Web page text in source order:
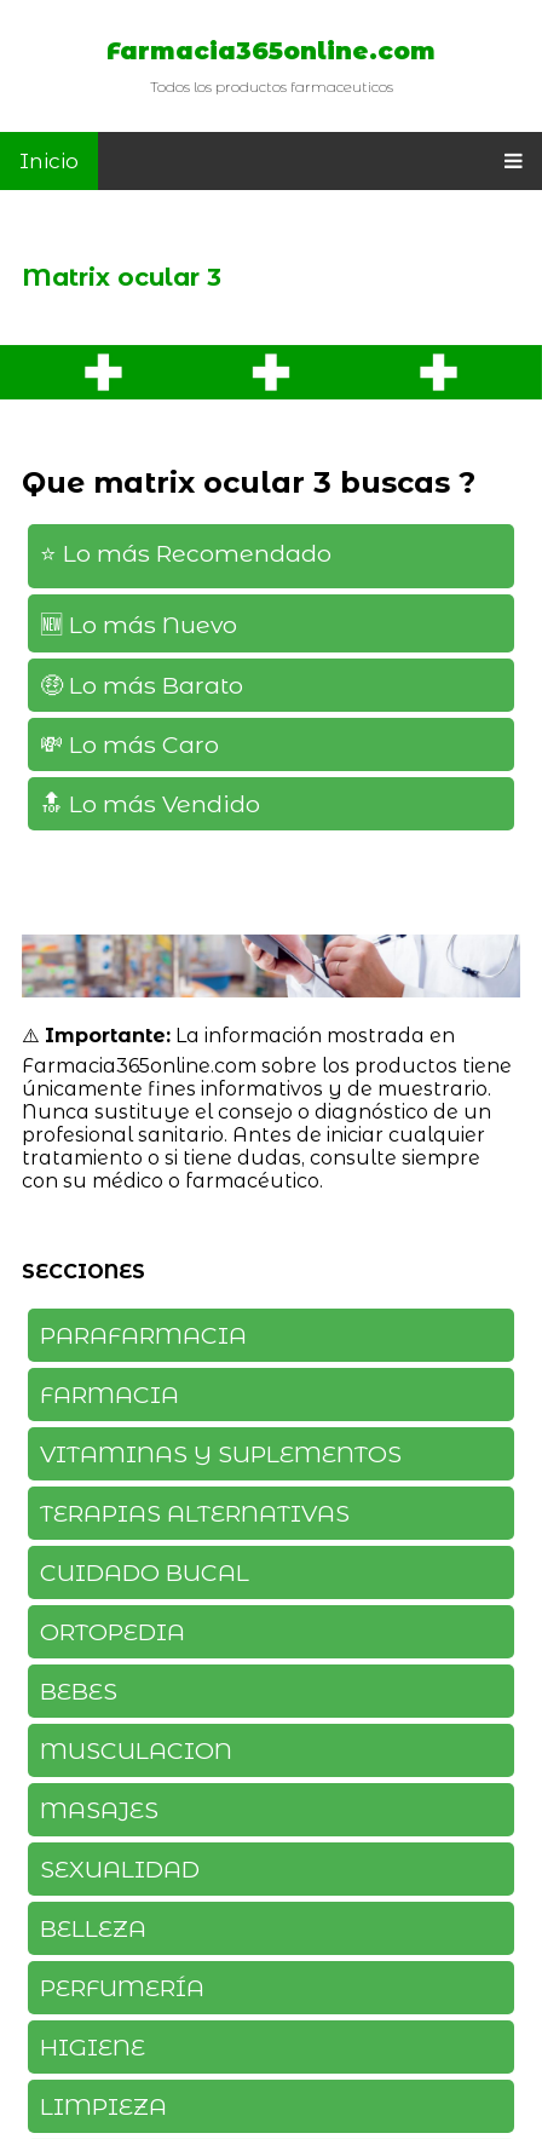
Farmacia365online.com
Todos los productos farmaceuticos
Inicio
Matrix ocular 3
Que matrix ocular 3 buscas ?
⭐️ Lo más Recomendado
🆕️ Lo más Nuevo
🤑 Lo más Barato
💸 Lo más Caro
🔝 Lo más Vendido
⚠️ Importante:La información mostrada en
Farmacia365online.com sobre los productos tiene
únicamente fines informativos y de muestrario.
Nunca sustituye el consejo o diagnóstico de un
profesional sanitario. Antes de iniciar cualquier
tratamiento o si tiene dudas, consulte siempre
con su médico o farmacéutico.
SECCIONES
PARAFARMACIA
FARMACIA
VITAMINAS Y SUPLEMENTOS
TERAPIAS ALTERNATIVAS
CUIDADO BUCAL
ORTOPEDIA
BEBES
MUSCULACION
MASAJES
SEXUALIDAD
BELLEZA
PERFUMERÍA
HIGIENE
LIMPIEZA